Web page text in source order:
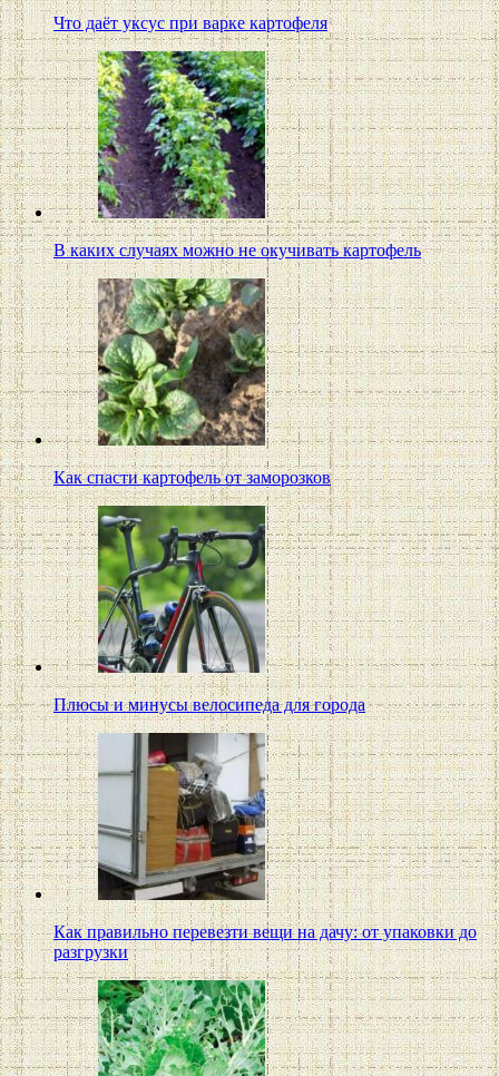
Что даёт уксус при варке картофеля
В каких случаях можно не окучивать картофель
Как спасти картофель от заморозков
Плюсы и минусы велосипеда для города
Как правильно перевезти вещи на дачу: от упаковки до
разгрузки